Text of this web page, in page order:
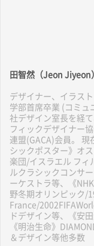
田智然（Jeon Jiyeon）
デザイナー、イラス
学部首席卒業 (コミ
社デザイン室長を経
フィックデザイナー
連盟(GACA)会員。
シックポスター》オ
楽団/イスラエル フィ
ルクラシックコンサ
ーケストラ等、《
野冬期オリンピック/
France/
ドデザイン等、《安
《明治生命》
＆デザイン等他多数